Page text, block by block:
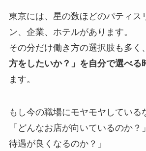
東京には、星の数ほどのパティス
ン、企業、ホテルがあります。
その分だけ働き方の選択肢も多く、
方をしたいか？」を自分で選べる
ます。
もし今の職場にモヤモヤしている
「どんなお店が向いているのか
待遇が良くなるのか？」